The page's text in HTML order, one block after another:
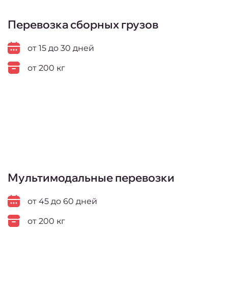
Перевозка сборных грузов
от 15 до 30 дней
от 200 кг
Мультимодальные перевозки
от 45 до 60 дней
от 200 кг